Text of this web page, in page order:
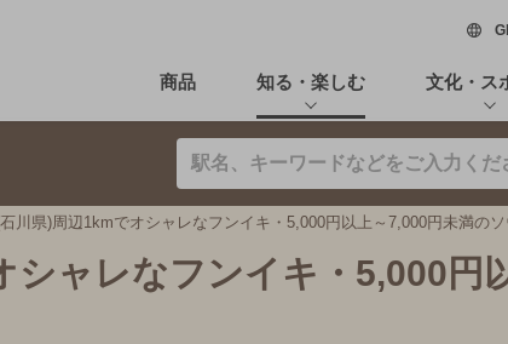
商品 知る・楽しむ 文化・ス
川県)周辺1kmでオシャレなフンイキ・5,000円以上～7,000円未満の
シャレなフンイキ・5,000円